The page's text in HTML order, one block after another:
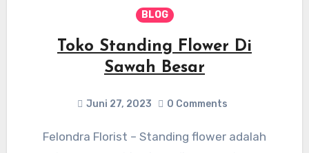
BLOG
Toko Standing Flower Di
Sawah Besar
Juni 27, 2023 0 Comments
Felondra Florist – Standing flower adalah